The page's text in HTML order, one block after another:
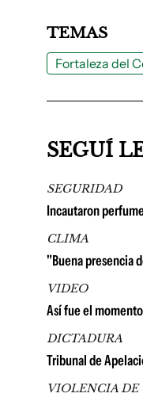
TEMAS
Fortaleza del
SEGUÍ
SEGURIDAD
Incautaron
CLIMA
"Buena presencia
VIDEO
Así fue el
DICTADURA
Tribunal de
VIOLENCIA DE